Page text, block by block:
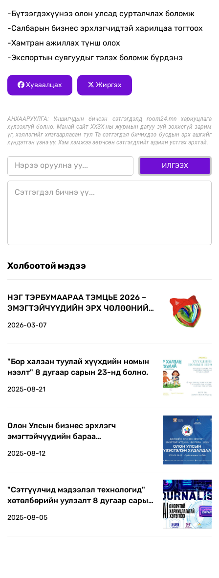
-Бүтээгдэхүүнээ олон улсад сурталчлах боломж
-Салбарын бизнес эрхлэгчидтэй харилцаа тогтоох
-Хамтран ажиллах түнш олох
-Экспортын сувгуудыг тэлэх боломж бүрдэнэ
Хуваалцах Жиргэх
АНХААРУУЛГА: Уншигчдын бичсэн сэтгэгдэлд room24.mn хариуцлага
хүлээхгүй болно. Манай сайт ХХЗХ-ны журмын дагуу зүй зохисгүй зарим
үг, хэллэгийг хязгаарласан тул Та сэтгэгдэл бичихдээ бусдын эрх ашгийг
хүндэтгэн үзнэ үү. Хэм хэмжээ зөрчсөн сэтгэгдлийг админ устгах эрхтэй.
ИЛГЭЭХ
Холбоотой мэдээ
НЭГ ТЭРБУМААРАА ТЭМЦЬЕ 2026 –
ЭМЭГТЭЙЧҮҮДИЙН ЭРХ ЧӨЛӨӨНИЙ
2026-03-07
"Бор халзан туулай хүүхдийн номын
нээлт" 8 дугаар сарын 23-нд болно.
2025-08-21
Олон Улсын бизнес эрхлэгч
эмэгтэйчүүдийн бараа
2025-08-12
"Сэтгүүлчид мэдээлэл технологид"
хөтөлбөрийн уулзалт 8 дугаар сарын
2025-08-05